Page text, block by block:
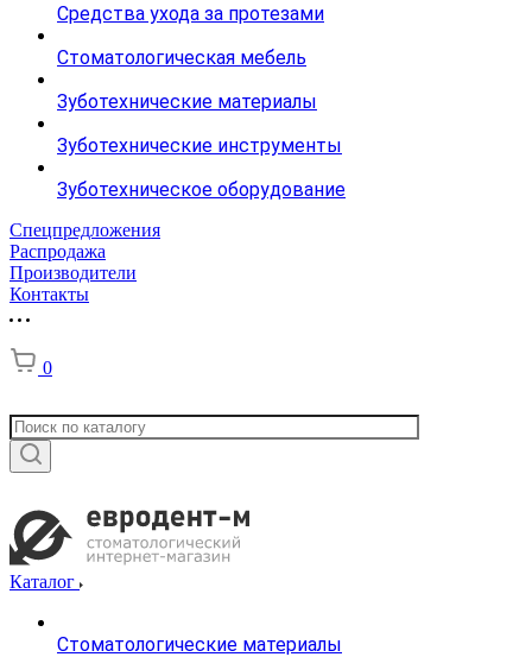
Средства ухода за протезами
Стоматологическая мебель
Зуботехнические материалы
Зуботехнические инструменты
Зуботехническое оборудование
Спецпредложения
Распродажа
Производители
Контакты
0
Каталог
Стоматологические материалы